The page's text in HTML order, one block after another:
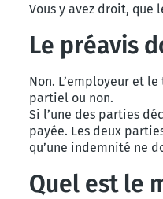
Vous y avez droit, que
Le préavis
Non. L’employeur et
partiel ou non.
Si l’une des parties
payée. Les deux
qu’une indemnité ne
Quel est le